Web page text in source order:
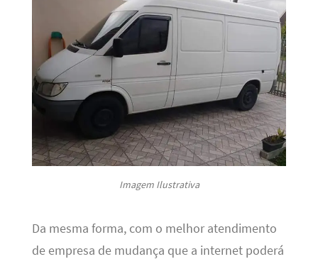
Imagem Ilustrativa
Da mesma forma, com o melhor atendimento
de empresa de mudança que a internet poderá